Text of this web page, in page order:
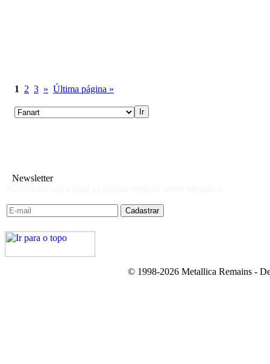
1 2 3 » Última página »
Newsletter
© 1998-2026 Metallica Remains -